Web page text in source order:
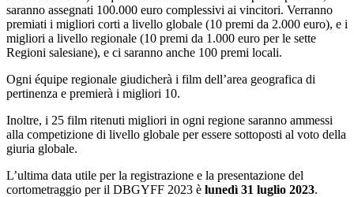
saranno assegnati 100.000 euro complessivi ai vincitori. Verranno
premiati i migliori corti a livello globale (10 premi da 2.000 euro), e i
migliori a livello regionale (10 premi da 1.000 euro per le sette
Regioni salesiane), e ci saranno anche 100 premi locali.
Ogni équipe regionale giudicherà i film dell’area geografica di
pertinenza e premierà i migliori 10.
Inoltre, i 25 film ritenuti migliori in ogni regione saranno ammessi
alla competizione di livello globale per essere sottoposti al voto della
giuria globale.
L’ultima data utile per la registrazione e la presentazione del
cortometraggio per il DBGYFF 2023 è lunedì 31 luglio 2023.